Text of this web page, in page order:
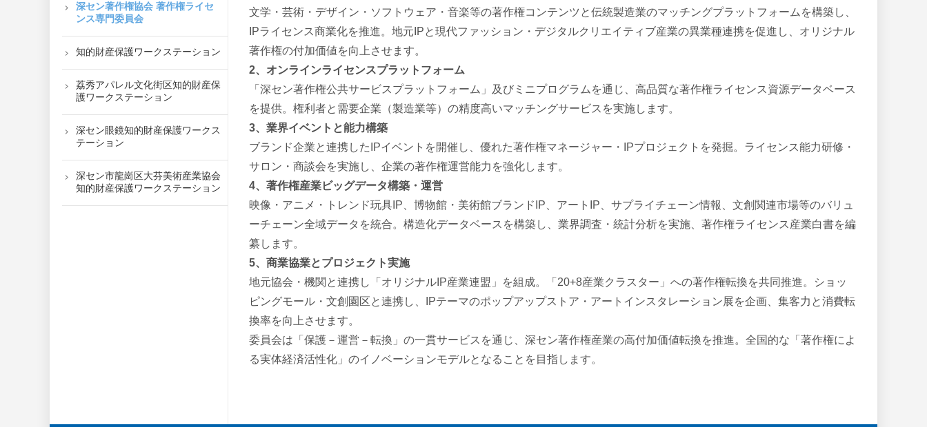
深セン著作権協会 著作権ライセ
ンス専門委員会
知的財産保護ワークステーション
荔秀アパレル文化街区知的財産保
護ワークステーション
深セン眼鏡知的財産保護ワークス
テーション
深セン市龍崗区大芬美術産業協会
知的財産保護ワークステーション
文学・芸術・デザイン・ソフトウェア・音楽等の著作権コンテンツと伝統製造業のマッチングプラットフォームを構築し、
IPライセンス商業化を推進。地元IPと現代ファッション・デジタルクリエイティブ産業の異業種連携を促進し、オリジナル
著作権の付加価値を向上させます。
2、オンラインライセンスプラットフォーム
「深セン著作権公共サービスプラットフォーム」及びミニプログラムを通じ、高品質な著作権ライセンス資源データベース
を提供。権利者と需要企業（製造業等）の精度高いマッチングサービスを実施します。
3、業界イベントと能力構築
ブランド企業と連携したIPイベントを開催し、優れた著作権マネージャー・IPプロジェクトを発掘。ライセンス能力研修・
サロン・商談会を実施し、企業の著作権運営能力を強化します。
4、著作権産業ビッグデータ構築・運営
映像・アニメ・トレンド玩具IP、博物館・美術館ブランドIP、アートIP、サプライチェーン情報、文創関連市場等のバリュ
ーチェーン全域データを統合。構造化データベースを構築し、業界調査・統計分析を実施、著作権ライセンス産業白書を編
纂します。
5、商業協業とプロジェクト実施
地元協会・機関と連携し「オリジナルIP産業連盟」を組成。「20+8産業クラスター」への著作権転換を共同推進。ショッ
ピングモール・文創園区と連携し、IPテーマのポップアップストア・アートインスタレーション展を企画、集客力と消費転
換率を向上させます。
委員会は「保護－運営－転換」の一貫サービスを通じ、深セン著作権産業の高付加価値転換を推進。全国的な「著作権によ
る実体経済活性化」のイノベーションモデルとなることを目指します。